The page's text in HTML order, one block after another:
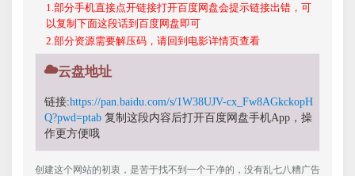
1.部分手机直接点开链接打开百度网盘会提示链接出错，可
以复制下面这段话到百度网盘即可
2.部分资源需要解压码，请回到电影详情页查看
云盘地址
链接:https://pan.baidu.com/s/1W38UJV-cx_Fw8AGkckopH
Q?pwd=ptab 复制这段内容后打开百度网盘手机App，操
作更方便哦
创建这个网站的初衷，是苦于找不到一个干净的，没有乱七八糟广告